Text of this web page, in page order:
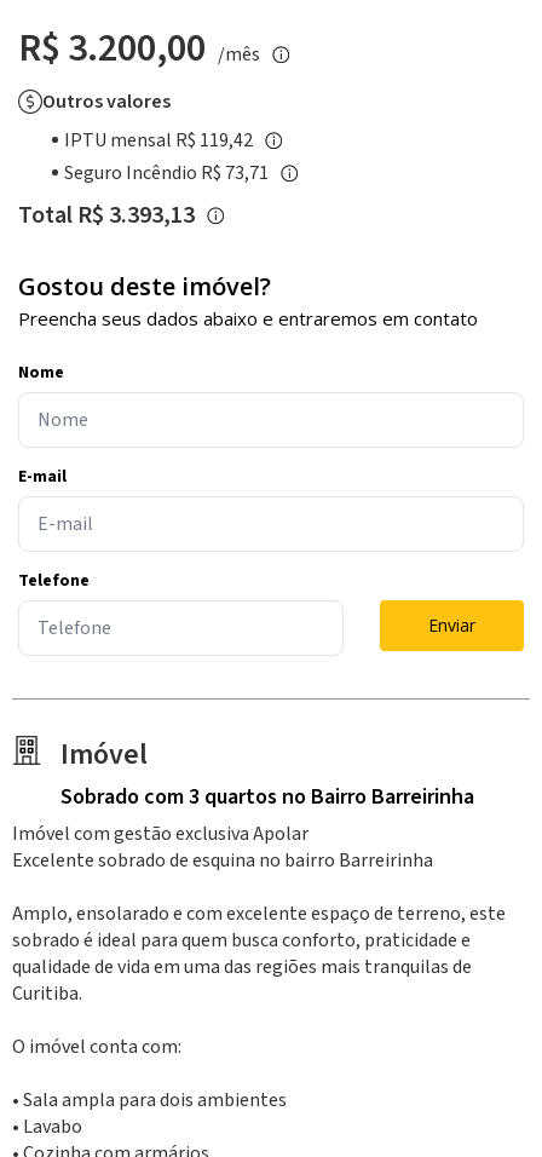
R$ 3.200,00 /mês
Outros valores
IPTU mensal R$ 119,42
Seguro Incêndio R$ 73,71
Total R$ 3.393,13
Gostou deste imóvel?
Preencha seus dados abaixo e entraremos em contato
Nome
E-mail
Telefone
Enviar
Imóvel
Sobrado com 3 quartos no Bairro Barreirinha
Imóvel com gestão exclusiva Apolar
Excelente sobrado de esquina no bairro Barreirinha
Amplo, ensolarado e com excelente espaço de terreno, este
sobrado é ideal para quem busca conforto, praticidade e
qualidade de vida em uma das regiões mais tranquilas de
Curitiba.
O imóvel conta com:
• Sala ampla para dois ambientes
• Lavabo